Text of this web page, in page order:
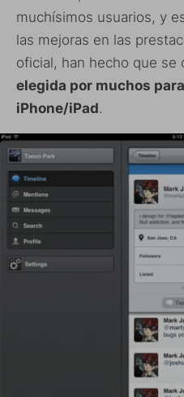
muchísimos usuarios, y
las mejoras en las
oficial, han hecho que se
elegida por muchos
iPhone/iPad.